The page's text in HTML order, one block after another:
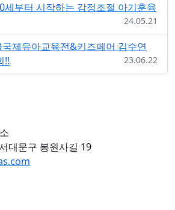
세부터 시작하는 감정조절 아기훈육
24.05.21
제유아교육전&키즈페어 김수연
!!
23.06.22
대문구 봉원사길 19